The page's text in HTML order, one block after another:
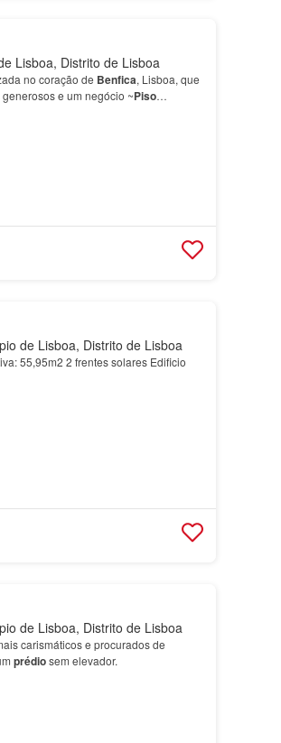
Lisboa, Distrito de Lisboa
no coração de Benfica, Lisboa, que
e um negócio ~Piso
ampla sala de estar e…
de Lisboa, Distrito de Lisboa
55,95m2 2 frentes solares Edificio
de Lisboa, Distrito de Lisboa
carismáticos e procurados de
prédiosem elevador.